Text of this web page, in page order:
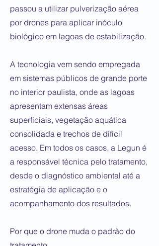
passou a utilizar pulverização aérea
por drones para aplicar inóculo
biológico em lagoas de estabilização.
A tecnologia vem sendo empregada
em sistemas públicos de grande porte
no interior paulista, onde as lagoas
apresentam extensas áreas
superficiais, vegetação aquática
consolidada e trechos de difícil
acesso. Em todos os casos, a Legun é
a responsável técnica pelo tratamento,
desde o diagnóstico ambiental até a
estratégia de aplicação e o
acompanhamento dos resultados.
Por que o drone muda o padrão do